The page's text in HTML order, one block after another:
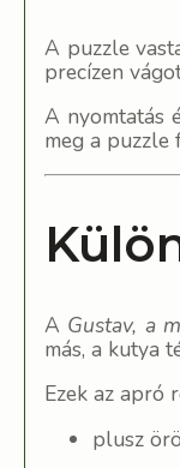
A puzzle
precízen
A nyomtatás
meg a puzzle
A Gustav, a
más, a kutya
Ezek az apró
plusz